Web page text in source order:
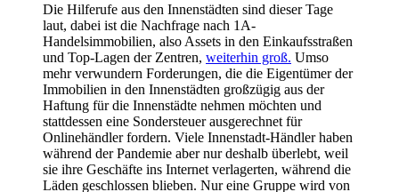
Die Hilferufe aus den Innenstädten sind dieser Tage
laut, dabei ist die Nachfrage nach 1A-
Handelsimmobilien, also Assets in den Einkaufsstraßen
und Top-Lagen der Zentren, weiterhin groß. Umso
mehr verwundern Forderungen, die die Eigentümer der
Immobilien in den Innenstädten großzügig aus der
Haftung für die Innenstädte nehmen möchten und
stattdessen eine Sondersteuer ausgerechnet für
Onlinehändler fordern. Viele Innenstadt-Händler haben
während der Pandemie aber nur deshalb überlebt, weil
sie ihre Geschäfte ins Internet verlagerten, während die
Läden geschlossen blieben. Nur eine Gruppe wird von